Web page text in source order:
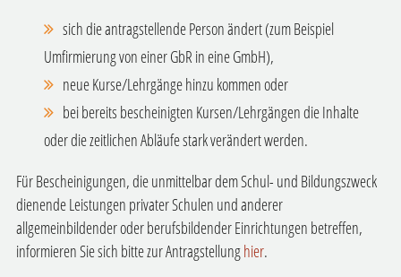
sich die antragstellende Person ändert (zum Beispiel
Umfirmierung von einer GbR in eine GmbH),
neue Kurse/Lehrgänge hinzu kommen oder
bei bereits bescheinigten Kursen/Lehrgängen die Inhalte
oder die zeitlichen Abläufe stark verändert werden.
Für Bescheinigungen, die unmittelbar dem Schul- und Bildungszweck
dienende Leistungen privater Schulen und anderer
allgemeinbildender oder berufsbildender Einrichtungen betreffen,
informieren Sie sich bitte zur Antragstellunghier.